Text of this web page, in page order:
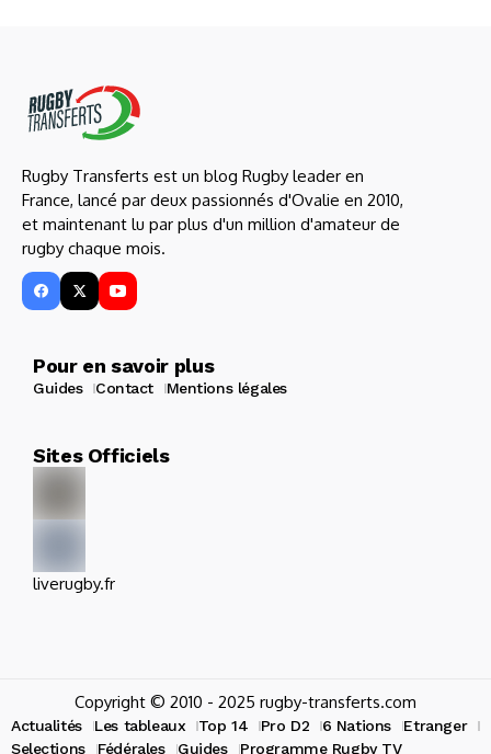
Rugby Transferts est un blog Rugby leader en
France, lancé par deux passionnés d'Ovalie en 2010,
et maintenant lu par plus d'un million d'amateur de
rugby chaque mois.
Pour en savoir plus
Guides Contact Mentions légales
Sites Officiels
liverugby.fr
Copyright © 2010 - 2025 rugby-transferts.com
Actualités Les tableaux Top 14 Pro D2 6 Nations
Etranger
Selections
Fédérales Guides Programme Rugby TV